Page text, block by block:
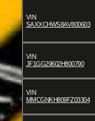
VIN
SAXXCHWS8AV800603
VIN
JF1GG29602H800790
VIN
MMCGNKH809FZ03304